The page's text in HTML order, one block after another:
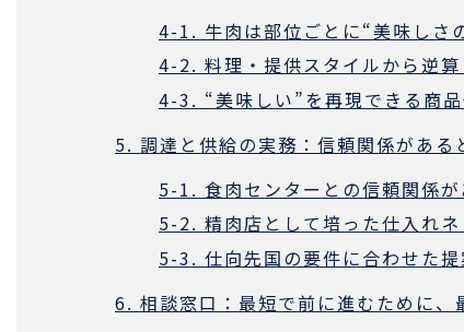
4-1. 牛肉は部位ごとに“美味しさ
4-2. 料理・提供スタイルから逆
4-3. “美味しい”を再現できる商
5. 調達と供給の実務：信頼関係がある
5-1. 食肉センターとの信頼関係
5-2. 精肉店として培った仕入れ
5-3. 仕向先国の要件に合わせた
6. 相談窓口：最短で前に進むために、